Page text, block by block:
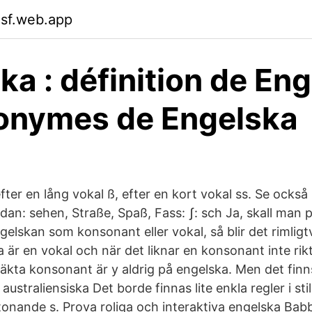
: définition de
de Engelska
en lång vokal ß, efter en kort vokal ss. Se
sehen, Straße, Spaß, Fass: ʃ: sch Ja, skall man
som konsonant eller vokal, så blir det
är en vokal och när det liknar en konsonant inte
konsonant är y aldrig på engelska. Men det
Det borde finnas lite enkla regler i
s. Prova roliga och interaktiva engelska